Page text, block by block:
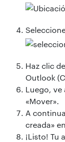
Haz clic
Outlook
Luego, ve
«Mover».
A
creada»
¡Listo! Tu